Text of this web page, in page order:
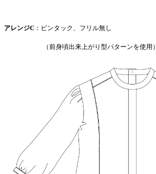
アレンジC ：ピンタック、フリル無し
（前身頃出来上がり型パターンを使用）